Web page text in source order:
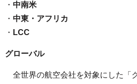
・ 中南米
・ 中東・アフリカ
・ LCC
グローバル
全世界の航空会社を対象にした「